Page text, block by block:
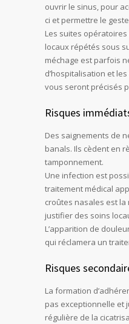
ouvrir le sinus, pour
ci et permettre le
Les suites
locaux répétés sous
méchage est parfois
d’hospitalisation et
vous seront précisés
Risques
Des saignements de
banals. Ils cèdent en
tamponnement.
Une infection est
traitement médical
croûtes nasales est
justifier des soins
L’apparition de
qui réclamera un
Risques
La formation
pas exceptionnelle et
régulière de la